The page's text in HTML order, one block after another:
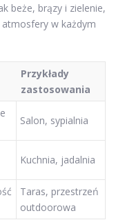
beże, brązy i zielenie,
w każdym
Przykłady
zastosowania
Salon, sypialnia
Kuchnia, jadalnia
Taras, przestrzeń
outdoorowa